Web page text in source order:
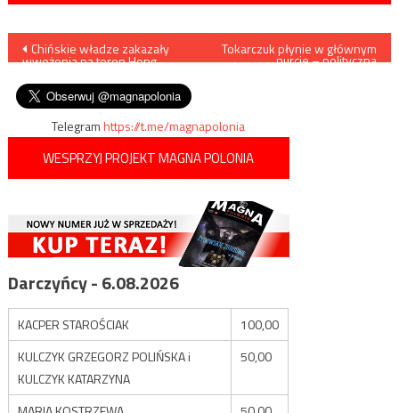
Nawigacja
wpisu
Chińskie władze zakazały
wwożenia na teren Hong
Tokarczuk płynie w głównym
nurcie – polityczna
Telegramhttps://t.me/magnapolonia
WESPRZYJ PROJEKT MAGNA POLONIA
Darczyńcy - 6.08.2026
KACPER STAROŚCIAK
100,00
KULCZYK GRZEGORZ POLIŃSKA i
KULCZYK KATARZYNA
50,00